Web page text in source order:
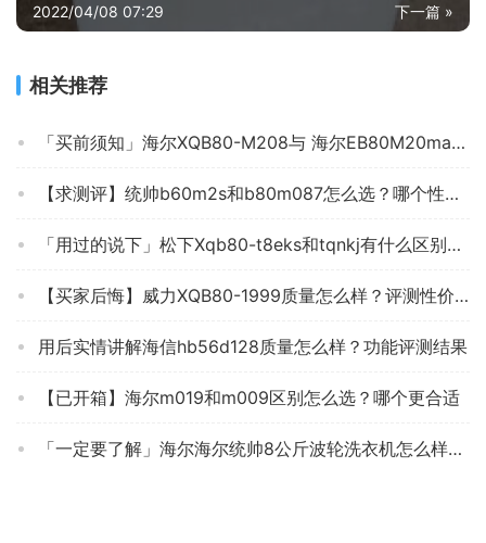
下一篇 »
2022/04/08 07:29
相关推荐
「买前须知」海尔XQB80-M208与 海尔EB80M20mate1有什么不同？深度剖析功能区别
【求测评】统帅b60m2s和b80m087怎么选？哪个性价比高、质量更好
「用过的说下」松下Xqb80-t8eks和tqnkj有什么区别？哪个更合适
【买家后悔】威力XQB80-1999质量怎么样？评测性价比高吗
用后实情讲解海信hb56d128质量怎么样？功能评测结果
【已开箱】海尔m019和m009区别怎么选？哪个更合适
「一定要了解」海尔海尔统帅8公斤波轮洗衣机怎么样的质量，评测为什么这样？